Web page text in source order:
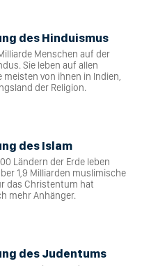
des Hinduismus
Menschen auf der
Sie leben auf allen
meisten von ihnen in Indien,
der Religion.
des Islam
Ländern der Erde leben
1,9 Milliarden muslimische
das Christentum hat
mehr Anhänger.
des Judentums